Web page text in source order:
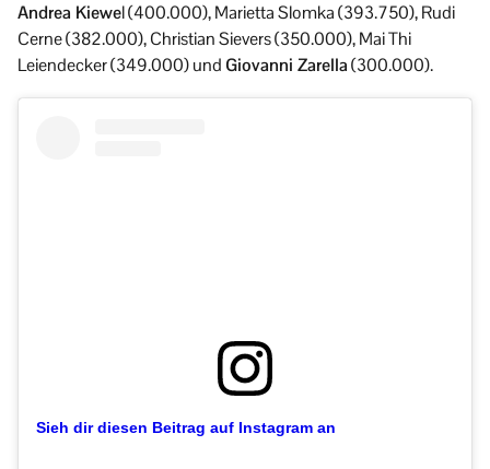
Andrea Kiewel (400.000), Marietta Slomka (393.750), Rudi
Cerne (382.000), Christian Sievers (350.000), Mai Thi
Leiendecker (349.000) und Giovanni Zarella(300.000).
Sieh dir diesen Beitrag auf Instagram an